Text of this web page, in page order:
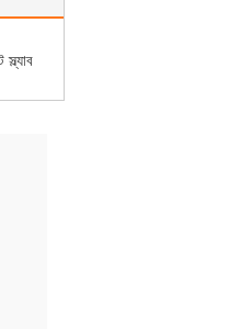
স্ল্যাব